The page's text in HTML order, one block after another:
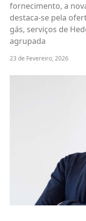
fornecimento, a
destaca-se pela
gás, serviços de
agrupada
23 de Fevereiro, 2026